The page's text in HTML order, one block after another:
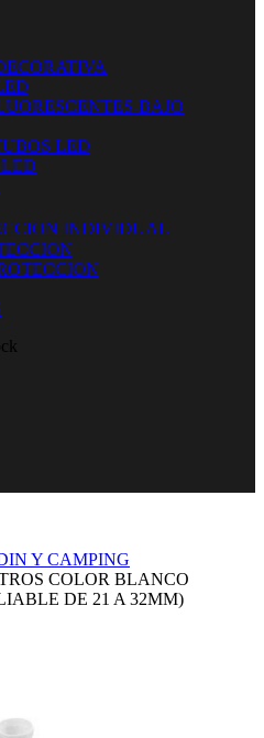
BAJO
LED
INDIVIDUAL
Y CAMPING
COLOR BLANCO
DE 21 A 32MM)